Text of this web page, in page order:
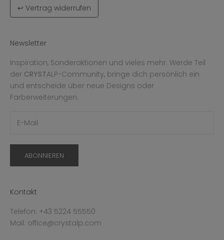
↩ Vertrag widerrufen
Newsletter
Inspiration, Sonderaktionen und vieles mehr. Werde Teil
der CRYSTALP-Community, bringe dich persönlich ein
und entscheide über neue Designs oder
Farberweiterungen.
ABONNIEREN
Kontakt
Telefon: +43 5224 55550
Mail: office@crystalp.com